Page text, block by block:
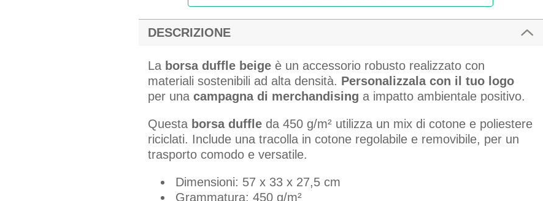
DESCRIZIONE
La borsa duffle beigeè un accessorio robusto realizzato con
materiali sostenibili ad alta densità. Personalizzala con il tuo logo
per una campagna di merchandising a impatto ambientale positivo.
Questa borsa duffleda 450 g/m² utilizza un mix di cotone e poliestere
riciclati. Include una tracolla in cotone regolabile e removibile, per un
trasporto comodo e versatile.
Dimensioni: 57 x 33 x 27,5 cm
Grammatura: 450 g/m²